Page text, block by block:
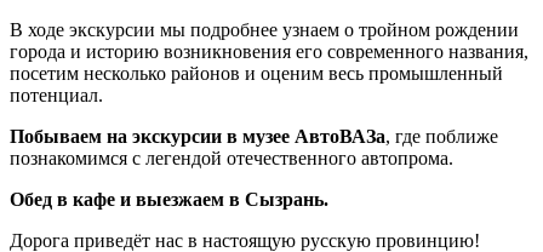
В ходе экскурсии мы подробнее узнаем о тройном рождении
города и историю возникновения его современного названия,
посетим несколько районов и оценим весь промышленный
потенциал.
Побываем на экскурсии в музее АвтоВАЗа, где поближе
познакомимся с легендой отечественного автопрома.
Обед в кафе и выезжаем в Сызрань.
Дорога приведёт нас в настоящую русскую провинцию!